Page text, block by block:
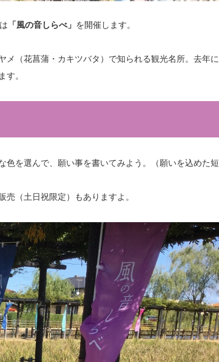
「風の音しらべ」 を開催します。
（花菖蒲・カキツバタ）で知られる観光名所。去年に
。
色を選んで、願い事を書いてみよう。（願いを込めた短
（土日祝限定）もありますよ。